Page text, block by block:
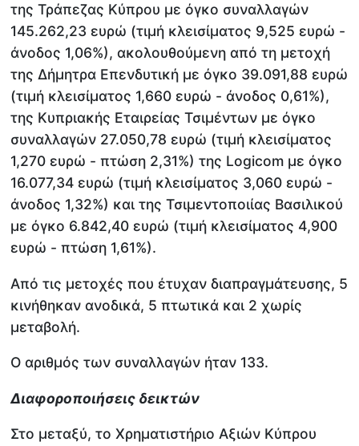
της Τράπεζας Κύπρου με όγκο συναλλαγών
145.262,23 ευρώ (τιμή κλεισίματος 9,525 ευρώ -
άνοδος 1,06%), ακολουθούμενη από τη μετοχή
της Δήμητρα Επενδυτική με όγκο 39.091,88 ευρώ
(τιμή κλεισίματος 1,660 ευρώ - άνοδος 0,61%),
της Κυπριακής Εταιρείας Τσιμέντων με όγκο
συναλλαγών 27.050,78 ευρώ (τιμή κλεισίματος
1,270 ευρώ - πτώση 2,31%) της Logicom με όγκο
16.077,34 ευρώ (τιμή κλεισίματος 3,060 ευρώ -
άνοδος 1,32%) και της Τσιμεντοποιίας Βασιλικού
με όγκο 6.842,40 ευρώ (τιμή κλεισίματος 4,900
ευρώ - πτώση 1,61%).
Από τις μετοχές που έτυχαν διαπραγμάτευσης, 5
κινήθηκαν ανοδικά, 5 πτωτικά και 2 χωρίς
μεταβολή.
Ο αριθμός των συναλλαγών ήταν 133.
Διαφοροποιήσεις δεικτών
Στο μεταξύ, το Χρηματιστήριο Αξιών Κύπρου